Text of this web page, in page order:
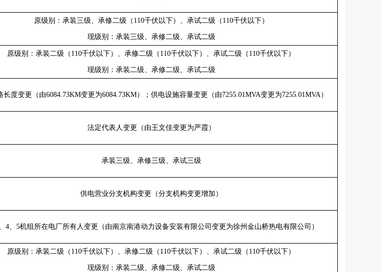
原级别：承装三级、承修二级（ 110千伏以下）、承试二级（ 110千伏以下）
现级别：承装三级、承修二级、承试二级
原级别：承装二级（ 110千伏以下）、承修二级（ 110千伏以下）、承试二级（ 110千伏以下）
现级别：承装二级、承修二级、承试二级
长度变更（由6084.73KM变更为6084.73KM）；供电设施容量变更（由7255.01MVA变更为7255.01MVA）
法定代表人变更（由王文佳变更为严霞）
承装三级、承修三级、承试三级
供电营业分支机构变更（分支机构变更增加）
4、 5机组所在电厂所有人变更（由南京南港动力设备安装有限公司变更为徐州金山桥热电有限公司）
原级别：承装二级（ 110千伏以下）、承修二级（ 110千伏以下）、承试二级（ 110千伏以下）
现级别：承装二级、承修二级、承试二级